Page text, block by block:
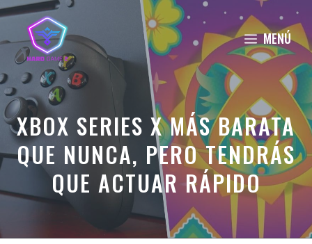
Saltar
contenido
MENÚ
XBOX SERIES X MÁS BARATA
QUE NUNCA, PERO TENDRÁS
QUE ACTUAR RÁPIDO